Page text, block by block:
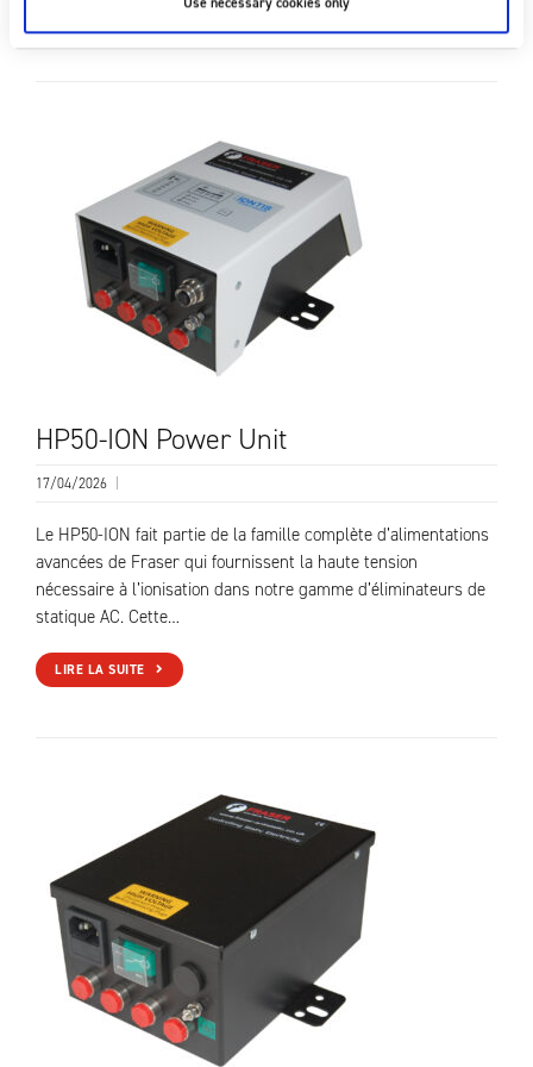
HP50-ION Power Unit
17/04/2026
Le HP50-ION fait partie de la famille complète d’alimentations
avancées de Fraser qui fournissent la haute tension
nécessaire à l’ionisation dans notre gamme d’éliminateurs de
statique AC. Cette…
LIRE LA SUITE